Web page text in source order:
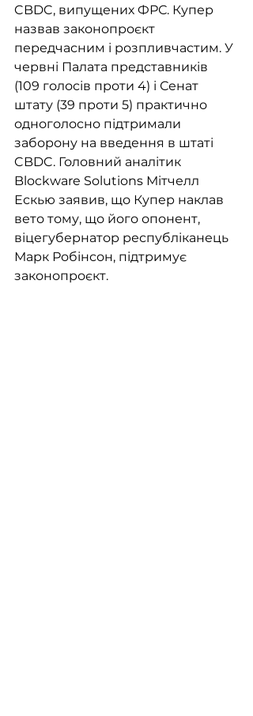
CBDC, випущених ФРС. Купер
назвав законопроєкт
передчасним і розпливчастим. У
червні Палата представників
(109 голосів проти 4) і Сенат
штату (39 проти 5) практично
одноголосно підтримали
заборону на введення в штаті
CBDC. Головний аналітик
Blockware Solutions Мітчелл
Ескью заявив, що Купер наклав
вето тому, що його опонент,
віцегубернатор республіканець
Марк Робінсон, підтримує
законопроєкт.